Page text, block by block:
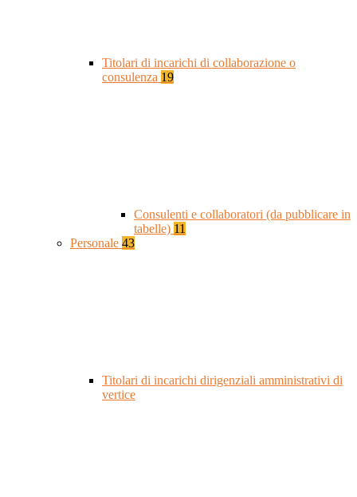
Titolari di incarichi di collaborazione o
consulenza 19
Consulenti e collaboratori (da pubblicare in
tabelle) 11
Personale 43
Titolari di incarichi dirigenziali amministrativi di
vertice